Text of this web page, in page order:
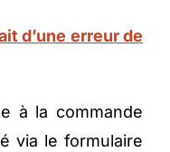
d’une erreur de
à la commande
via le formulaire